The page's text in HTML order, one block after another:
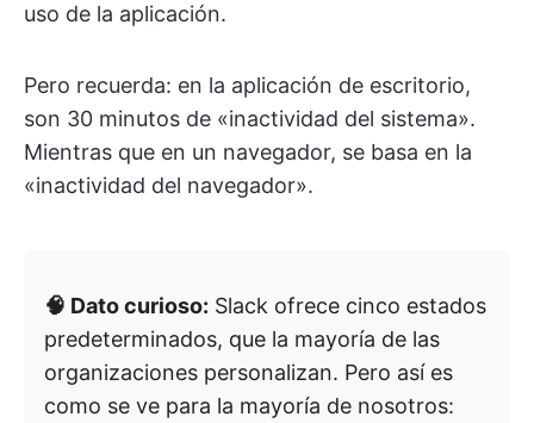
uso de la aplicación.
Pero recuerda: en la aplicación de escritorio,
son 30 minutos de «inactividad del sistema».
Mientras que en un navegador, se basa en la
«inactividad del navegador».
🧠 Dato curioso: Slack ofrece cinco estados
predeterminados, que la mayoría de las
organizaciones personalizan. Pero así es
como se ve para la mayoría de nosotros: